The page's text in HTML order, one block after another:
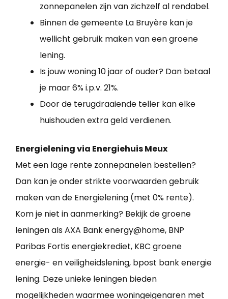
zonnepanelen zijn van zichzelf al rendabel.
Binnen de gemeente La Bruyère kan je
wellicht gebruik maken van een groene
lening.
Is jouw woning 10 jaar of ouder? Dan betaal
je maar 6% i.p.v. 21%.
Door de terugdraaiende teller kan elke
huishouden extra geld verdienen.
Energielening via Energiehuis Meux
Met een lage rente zonnepanelen bestellen?
Dan kan je onder strikte voorwaarden gebruik
maken van de Energielening (met 0% rente).
Kom je niet in aanmerking? Bekijk de groene
leningen als AXA Bank energy@home, BNP
Paribas Fortis energiekrediet, KBC groene
energie- en veiligheidslening, bpost bank energie
lening. Deze unieke leningen bieden
mogelijkheden waarmee woningeigenaren met